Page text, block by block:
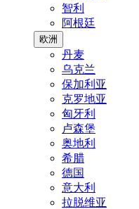
智利
阿根廷
欧洲
丹麦
乌克兰
保加利亚
克罗地亚
匈牙利
卢森堡
奥地利
希腊
德国
意大利
拉脱维亚